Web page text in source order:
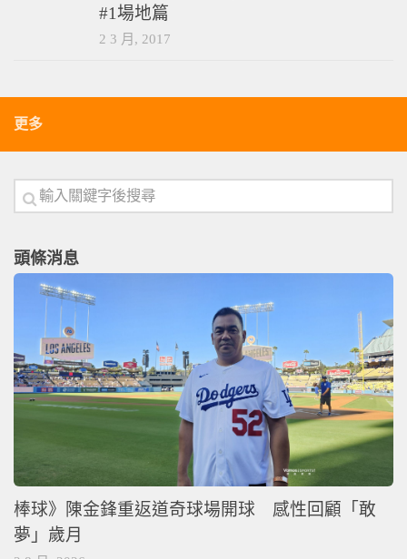
#1場地篇
2 3 月, 2017
更多
頭條消息
棒球》陳金鋒重返道奇球場開球 感性回顧「敢
夢」歲月